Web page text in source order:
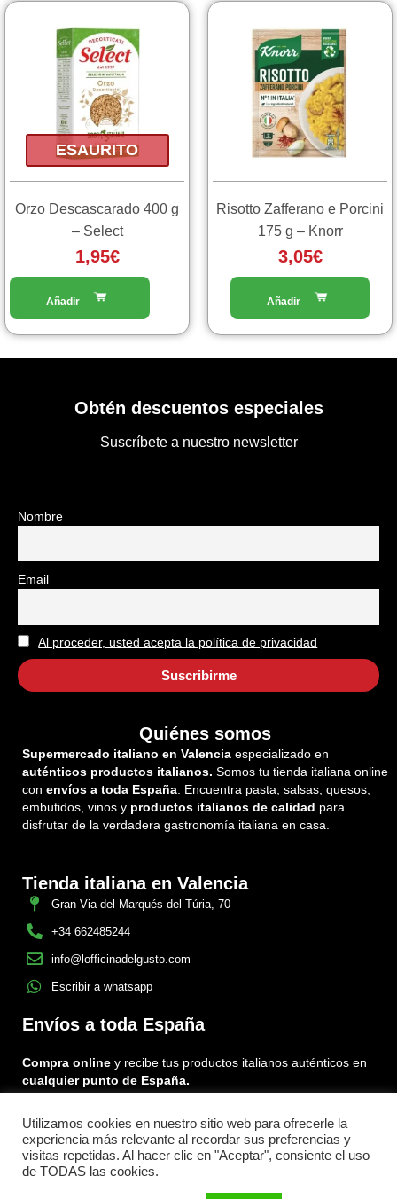
ESAURITO
Orzo Descascarado 400 g
– Select
1,95€
Risotto Zafferano e Porcini
175 g – Knorr
3,05€
Obtén descuentos especiales
Suscríbete a nuestro newsletter
Nombre
Email
Al proceder, usted acepta la política de privacidad
Quiénes somos
Supermercado italiano en Valencia especializado en
auténticos productos italianos. Somos tu tienda italiana online
con envíos a toda España . Encuentra pasta, salsas, quesos,
embutidos, vinos y productos italianos de calidad para
disfrutar de la verdadera gastronomía italiana en casa.
Tienda italiana en Valencia
Gran Via del Marqués del Túria, 70
+34 662485244
info@lofficinadelgusto.com
Escribir a whatsapp
Envíos a toda España
Compra online y recibe tus productos italianos auténticos en
cualquier punto de España.
Encuéntranos en:
FacebookInstagram
Tiktok
Utilizamos cookies en nuestro sitio web para ofrecerle la
experiencia más relevante al recordar sus preferencias y
visitas repetidas. Al hacer clic en "Aceptar", consiente el uso
de TODAS las cookies.